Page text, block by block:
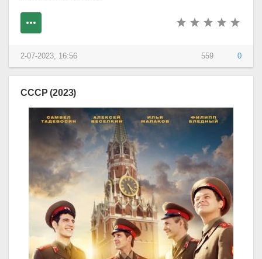
559 0
2-07-2023, 16:56
СССР (2023)